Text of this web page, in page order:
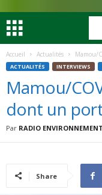
Accueil Actualités Mamou/
ACTUALITÉS INTERVIEWS
Mamou/
dont un
Par RADIO
Share